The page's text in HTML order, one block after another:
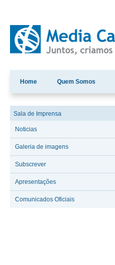
Home Quem Somos
Sala de Imprensa
Noticias
Galeria de imagens
Subscrever
Apresentações
Comunicados Oficiais